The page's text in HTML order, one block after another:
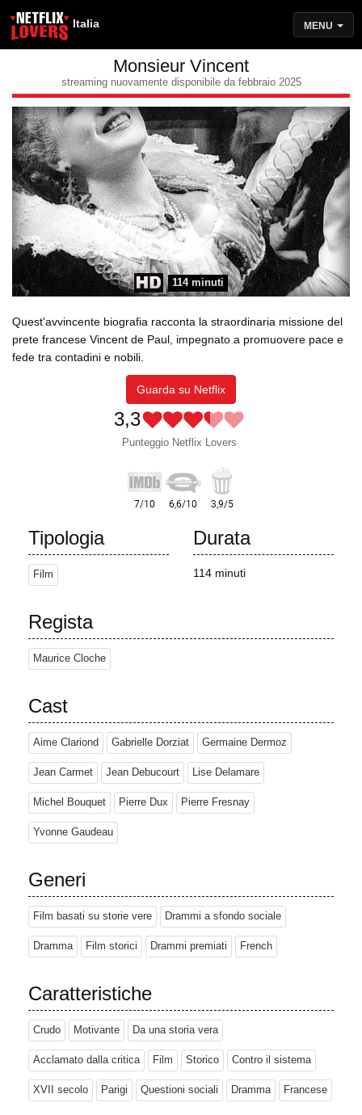
Italia MENU
Monsieur Vincent
streaming nuovamente disponibile da febbraio 2025
114 minuti
Quest'avvincente biografia racconta la straordinaria missione del
prete francese Vincent de Paul, impegnato a promuovere pace e
fede tra contadini e nobili.
Guarda su Netflix
3,3
Punteggio Netflix Lovers
Tipologia
Film
Durata
114 minuti
Regista
Maurice Cloche
Cast
Aime Clariond Gabrielle Dorziat Germaine Dermoz
Jean Carmet Jean Debucourt Lise Delamare
Michel Bouquet Pierre Dux Pierre Fresnay
Yvonne Gaudeau
Generi
Film basati su storie vere Drammi a sfondo sociale
Dramma Film storici Drammi premiati French
Caratteristiche
Crudo Motivante Da una storia vera
Acclamato dalla critica Film Storico Contro il sistema
XVII secolo Parigi Questioni sociali Dramma Francese